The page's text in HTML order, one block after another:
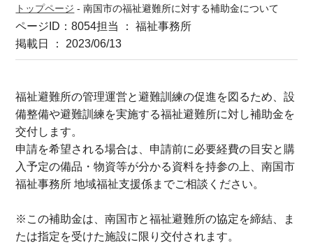
トップページ -南国市の福祉避難所に対する補助金について
ページID：8054担当 ： 福祉事務所
掲載日 ： 2023/06/13
福祉避難所の管理運営と避難訓練の促進を図るため、設
備整備や避難訓練を実施する福祉避難所に対し補助金を
交付します。
申請を希望される場合は、申請前に必要経費の目安と購
入予定の備品・物資等が分かる資料を持参の上、南国市
福祉事務所 地域福祉支援係までご相談ください。
※この補助金は、南国市と福祉避難所の協定を締結、ま
たは指定を受けた施設に限り交付されます。